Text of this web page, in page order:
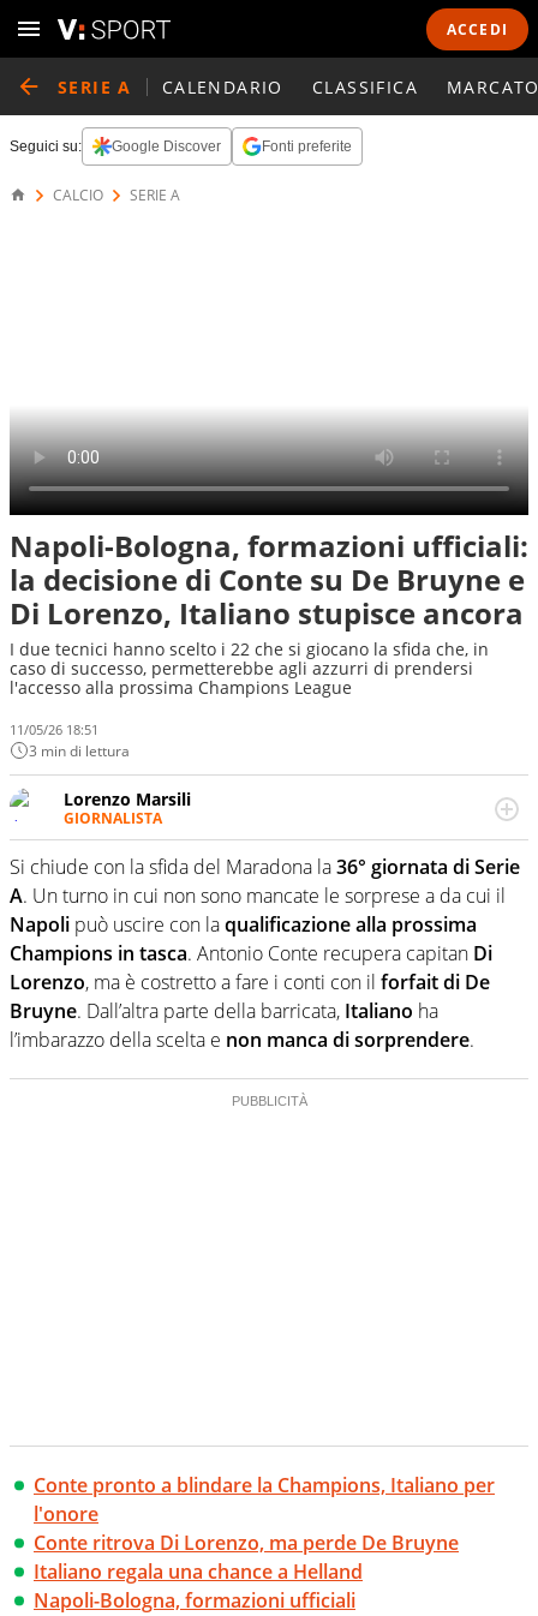
ACCEDI
SERIE A CALENDARIO CLASSIFICA
Seguici su: Google Discover Fonti preferite
CALCIO SERIE A
Napoli-Bologna, formazioni ufficiali:
la decisione di Conte su De Bruyne e
Di Lorenzo, Italiano stupisce ancora
I due tecnici hanno scelto i 22 che si giocano la sfida che, in
caso di successo, permetterebbe agli azzurri di prendersi
l'accesso alla prossima Champions League
11/05/26 18:51
3 min di lettura
Lorenzo Marsili
GIORNALISTA
Giornalista pubblicista, redattore, divulgatore. E' una
delle anime video del sito: racconta in immagini un
evento e lo fa come pochi altri
Si chiude con la sfida del Maradona la36° giornata di Serie
A. Un turno in cui non sono mancate le sorprese a da cui il
Napoli può uscire con laqualificazione alla prossima
Champions in tasca. Antonio Conte recupera capitan Di
Lorenzo, ma è costretto a fare i conti con il forfait di De
Bruyne. Dall’altra parte della barricata, Italiano ha
l’imbarazzo della scelta e non manca di sorprendere.
Conte pronto a blindare la Champions, Italiano per
l'onore
Conte ritrova Di Lorenzo, ma perde De Bruyne
Italiano regala una chance a Helland
Napoli-Bologna, formazioni ufficiali